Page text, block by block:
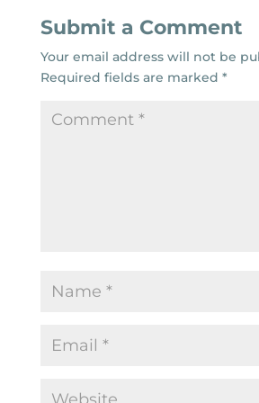
Submit a Comment
Your email address will not be
Required fields are marked *